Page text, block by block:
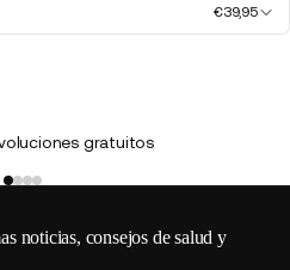
€39,95
gratuitos
noticias, consejos de salud y